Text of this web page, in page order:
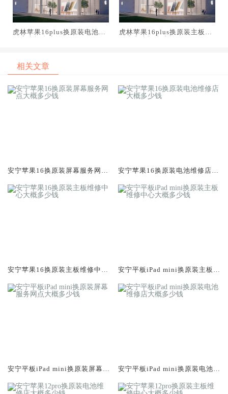
虎林苹果16plus换原装电池维
虎林苹果16plus换原装主板维
相关文章
安宁苹果16换原装屏幕服务网点
安宁苹果16换原装电池维修店大
安宁苹果16换原装主板维修中心
安宁平板iPad mini换原装主板维
安宁平板iPad mini换原装屏幕服
安宁平板iPad mini换原装电池维